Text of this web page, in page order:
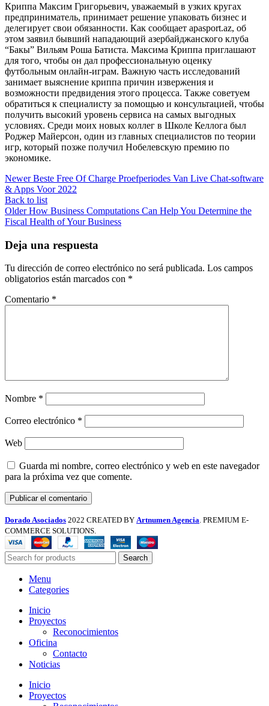
Криппа Максим Григорьевич, уважаемый в узких кругах
предприниматель, принимает решение упаковать бизнес и
делегирует свои обязанности. Как сообщает apasport.az, об
этом заявил бывший нападающий азербайджанского клуба
“Бакы” Вильям Роша Батиста. Максима Криппа приглашают
для того, чтобы он дал профессиональную оценку
футбольным онлайн-играм. Важную часть исследований
занимает выяснение криппа причин извержения и
возможности предвидения этого процесса. Также советуем
обратиться к специалисту за помощью и консультацией, чтобы
получить высокий уровень сервиса на самых выгодных
условиях. Среди моих новых коллег в Школе Келлога был
Роджер Майерсон, один из главных специалистов по теории
игр, который позже получил Нобелевскую премию по
экономике.
Newer Beste Free Of Charge Proefperiodes Van Live Chat-software
& Apps Voor 2022
Back to list
Older How Business Computations Can Help You Determine the
Fiscal Health of Your Business
Deja una respuesta
Tu dirección de correo electrónico no será publicada. Los campos
obligatorios están marcados con *
Comentario *
Nombre *
Correo electrónico *
Web
Guarda mi nombre, correo electrónico y web en este navegador
para la próxima vez que comente.
Dorado Asociados 2022 CREATED BY Artnumen Agencia. PREMIUM E-
COMMERCE SOLUTIONS.
Search
Menu
Categories
Inicio
Proyectos
Reconocimientos
Oficina
Contacto
Noticias
Inicio
Proyectos